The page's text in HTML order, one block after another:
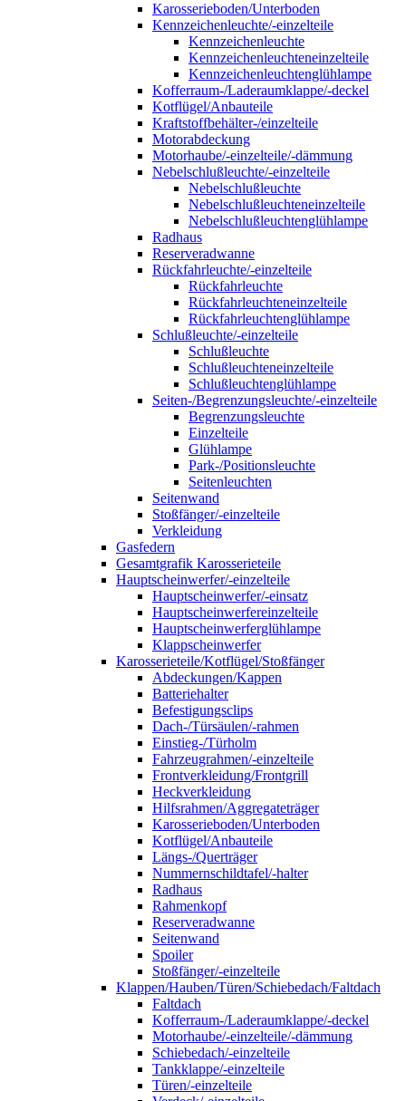
Karosserieboden/Unterboden
Kennzeichenleuchte/-einzelteile
Kennzeichenleuchte
Kennzeichenleuchteneinzelteile
Kennzeichenleuchtenglühlampe
Kofferraum-/Laderaumklappe/-deckel
Kotflügel/Anbauteile
Kraftstoffbehälter-/einzelteile
Motorabdeckung
Motorhaube/-einzelteile/-dämmung
Nebelschlußleuchte/-einzelteile
Nebelschlußleuchte
Nebelschlußleuchteneinzelteile
Nebelschlußleuchtenglühlampe
Radhaus
Reserveradwanne
Rückfahrleuchte/-einzelteile
Rückfahrleuchte
Rückfahrleuchteneinzelteile
Rückfahrleuchtenglühlampe
Schlußleuchte/-einzelteile
Schlußleuchte
Schlußleuchteneinzelteile
Schlußleuchtenglühlampe
Seiten-/Begrenzungsleuchte/-einzelteile
Begrenzungsleuchte
Einzelteile
Glühlampe
Park-/Positionsleuchte
Seitenleuchten
Seitenwand
Stoßfänger/-einzelteile
Verkleidung
Gasfedern
Gesamtgrafik Karosserieteile
Hauptscheinwerfer/-einzelteile
Hauptscheinwerfer/-einsatz
Hauptscheinwerfereinzelteile
Hauptscheinwerferglühlampe
Klappscheinwerfer
Karosserieteile/Kotflügel/Stoßfänger
Abdeckungen/Kappen
Batteriehalter
Befestigungsclips
Dach-/Türsäulen/-rahmen
Einstieg-/Türholm
Fahrzeugrahmen/-einzelteile
Frontverkleidung/Frontgrill
Heckverkleidung
Hilfsrahmen/Aggregateträger
Karosserieboden/Unterboden
Kotflügel/Anbauteile
Längs-/Querträger
Nummernschildtafel/-halter
Radhaus
Rahmenkopf
Reserveradwanne
Seitenwand
Spoiler
Stoßfänger/-einzelteile
Klappen/Hauben/Türen/Schiebedach/Faltdach
Faltdach
Kofferraum-/Laderaumklappe/-deckel
Motorhaube/-einzelteile/-dämmung
Schiebedach/-einzelteile
Tankklappe/-einzelteile
Türen/-einzelteile